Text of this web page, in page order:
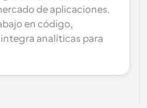
de aplicaciones.
en código,
analíticas para